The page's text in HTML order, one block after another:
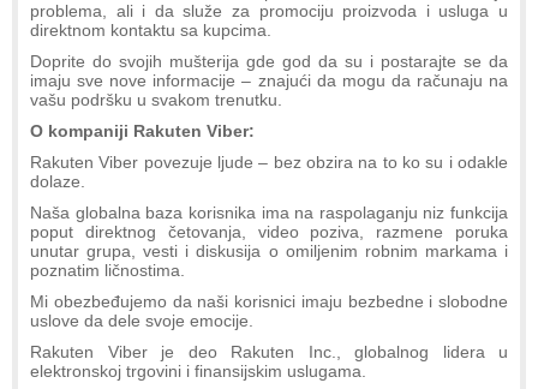
problema, ali i da služe za promociju proizvoda i usluga u
direktnom kontaktu sa kupcima.
Doprite do svojih mušterija gde god da su i postarajte se da
imaju sve nove informacije – znajući da mogu da računaju na
vašu podršku u svakom trenutku.
O kompaniji Rakuten Viber:
Rakuten Viber povezuje ljude – bez obzira na to ko su i odakle
dolaze.
Naša globalna baza korisnika ima na raspolaganju niz funkcija
poput direktnog četovanja, video poziva, razmene poruka
unutar grupa, vesti i diskusija o omiljenim robnim markama i
poznatim ličnostima.
Mi obezbeđujemo da naši korisnici imaju bezbedne i slobodne
uslove da dele svoje emocije.
Rakuten Viber je deo Rakuten Inc., globalnog lidera u
elektronskoj trgovini i finansijskim uslugama.